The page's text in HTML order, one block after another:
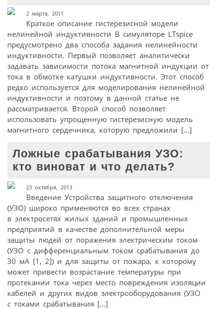
2 марта, 2011
Краткое описание гистерезисной модели
нелинейной индуктивности В симуляторе LTspice
предусмотрено два способа задания нелинейности
индуктивности. Первый позволяет аналитически
задавать зависимости потока магнитной индукции от
тока в обмотке катушки индуктивности. Этот способ
редко используется для моделирования нелинейной
индуктивности и поэтому в данной статье не
рассматривается. Второй способ позволяет
использовать упрощенную гистерезисную модель
магнитного сердечника, которую предложили […]
Ложные срабатывания УЗО:
кто виноват и что делать?
23 октября, 2013
Введение Устройства защитного отключения
(УЗО) широко применяются во всех странах
в электросетях жилых зданий и промышленных
предприятий в качестве дополнительной меры
защиты людей от поражения электрическим током
(УЗО с дифференциальным током срабатывания до
30 мА [1, 2]) и для защиты от пожара, к которому
может привести возрастание температуры при
протекании тока через место повреждения изоляции
кабелей и других видов электрооборудования (УЗО
с токами срабатывания […]